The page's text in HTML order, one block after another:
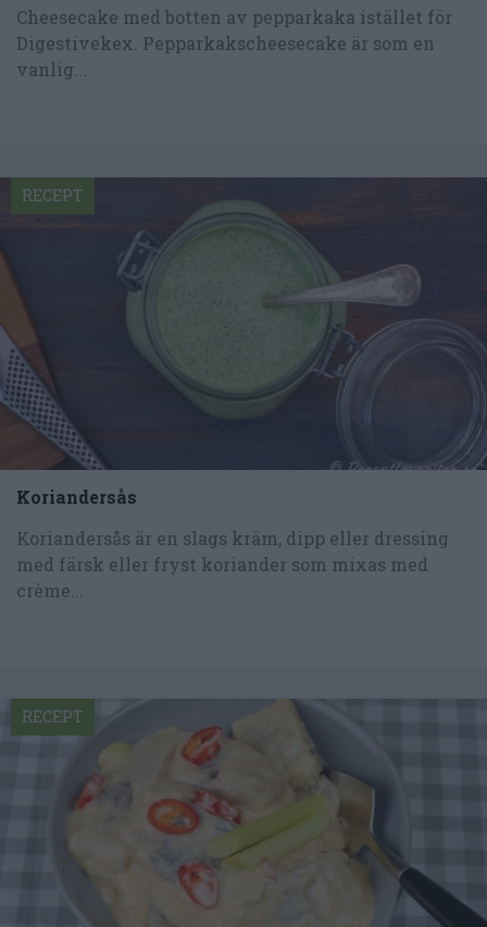
Cheesecake med botten av pepparkaka istället för
Digestivekex. Pepparkakscheesecake är som en
vanlig...
Koriandersås
Koriandersås är en slags kräm, dipp eller dressing
med färsk eller fryst koriander som mixas med
crème...
RECEPT
RECEPT